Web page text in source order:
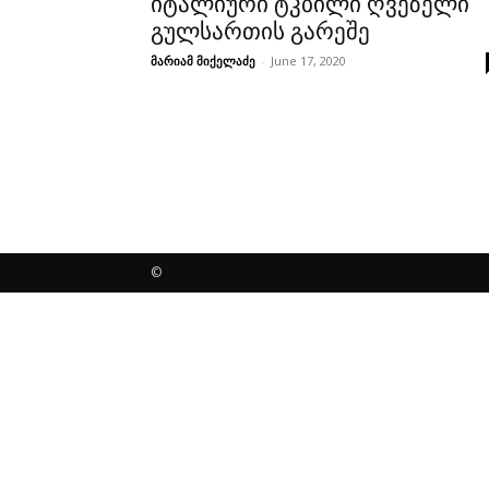
გულსართის გარეშე
მარიამ მიქელაძე - June 17, 2020
©